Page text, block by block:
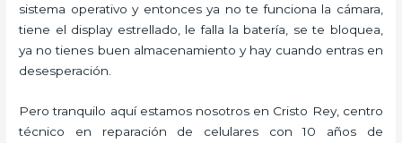
sistema operativo y entonces ya no te funciona la cámara,
tiene el display estrellado, le falla la batería, se te bloquea,
ya no tienes buen almacenamiento y hay cuando entras en
desesperación.
Pero tranquilo aquí estamos nosotros en Cristo Rey, centro
técnico en reparación de celulares con 10 años de